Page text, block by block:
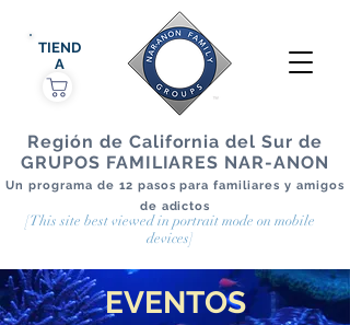
Región de California del Sur de
GRUPOS FAMILIARES NAR-ANON
Un programa de 12 pasos para familiares y amigos
de adictos
TIEND
A
[This site best viewed in portrait mode on mobile
devices]
EVENTOS